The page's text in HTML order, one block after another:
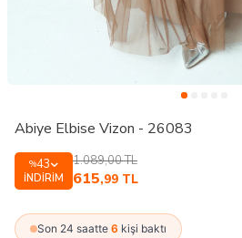
Abiye Elbise Vizon - 26083
%43
İNDIRIM
1.089,00TL
615,99 TL
Son 24 saatte 6 kişi baktı